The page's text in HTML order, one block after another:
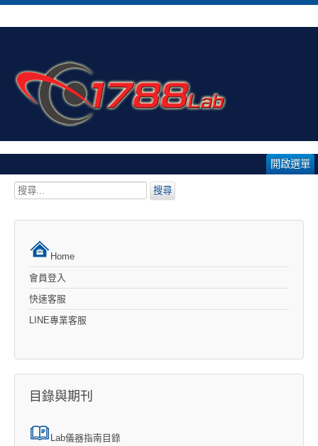
開啟選單
搜
搜尋
Home
會員登入
快速客服
LINE專業客服
目錄與期刊
Lab儀器指南目錄